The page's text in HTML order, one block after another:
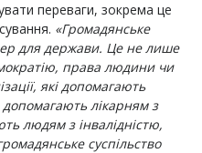
переваги, зокрема це
«Громадянське
для держави. Це не лише
права людини чи
які допомагають
лікарням з
людям з інвалідністю,
суспільство